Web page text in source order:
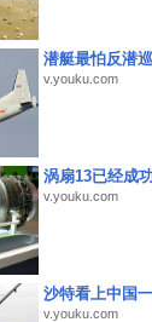
潜艇最怕反潜
v.youku.com
涡扇13已经成
v.youku.com
沙特看上中国
v.youku.com